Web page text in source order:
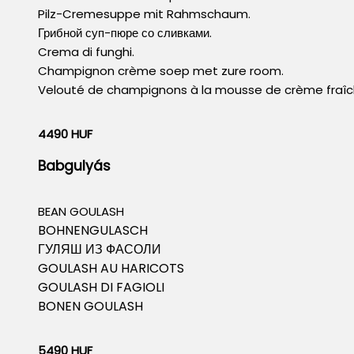
Pilz-Cremesuppe mit Rahmschaum.
Грибной суп-пюре со сливками.
Crema di funghi.
Champignon crème soep met zure room.
Velouté de champignons à la mousse de crème
4490 HUF
Babgulyás
BEAN GOULASH
BOHNENGULASCH
ГУЛЯШ ИЗ ФАСОЛИ
GOULASH AU HARICOTS
GOULASH DI FAGIOLI
BONEN GOULASH
5490 HUF